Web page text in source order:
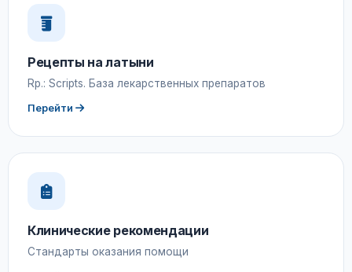
Рецепты на латыни
Rp.: Scripts. База лекарственных препаратов
Перейти
Клинические рекомендации
Стандарты оказания помощи